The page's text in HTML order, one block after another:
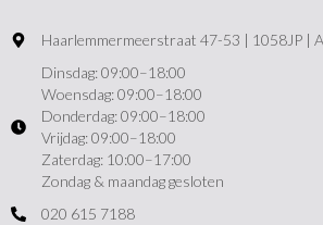
Haarlemmermeerstraat 47-53 | 1058JP |
Dinsdag: 09:00–18:00
Woensdag: 09:00–18:00
Donderdag: 09:00–18:00
Vrijdag: 09:00–18:00
Zaterdag: 10:00–17:00
Zondag & maandag gesloten
020 615 7188